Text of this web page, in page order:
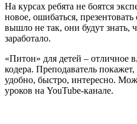
На курсах ребята не боятся
новое, ошибаться,
вышло не так, они будут знать,
заработало.
«Питон» для детей – отличное
кодера. Преподаватель
удобно, быстро, интересно.
уроков на YouTube-канале.